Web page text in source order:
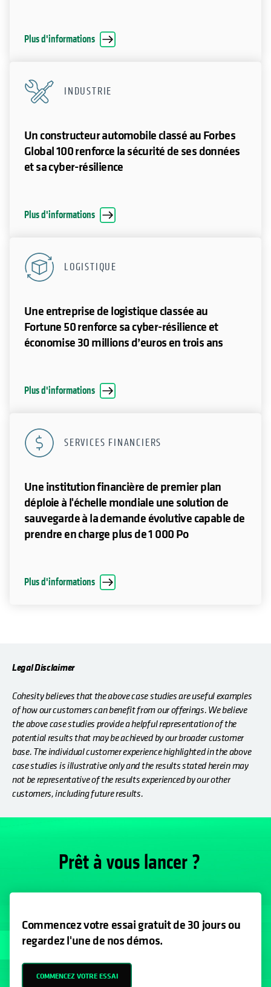
Plus d'informations
INDUSTRIE
Un constructeur automobile classé au Forbes
Global 100 renforce la sécurité de ses données
et sa cyber-résilience
Plus d'informations
LOGISTIQUE
Une entreprise de logistique classée au
Fortune 50 renforce sa cyber-résilience et
économise 30 millions d’euros en trois ans
Plus d'informations
SERVICES FINANCIERS
Une institution financière de premier plan
déploie à l'échelle mondiale une solution de
sauvegarde à la demande évolutive capable de
prendre en charge plus de 1 000 Po
Plus d'informations
Legal Disclaimer
Cohesity believes that the above case studies are useful examples
of how our customers can benefit from our offerings. We believe
the above case studies provide a helpful representation of the
potential results that may be achieved by our broader customer
base. The individual customer experience highlighted in the above
case studies is illustrative only and the results stated herein may
not be representative of the results experienced by our other
customers, including future results.
Prêt à vous lancer ?
Commencez votre essai gratuit de 30 jours ou
regardez l'une de nos démos.
COMMENCEZ VOTRE ESSAI